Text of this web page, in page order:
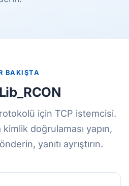
BAKIŞTA
için TCP istemcisi.
doğrulaması yapın,
yanıtı ayrıştırın.